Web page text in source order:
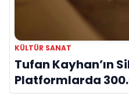
KÜLTÜR SANAT
Tufan Kayhan’ın
Platformlarda
Ulaştı